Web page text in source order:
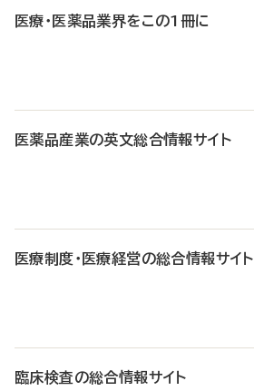
医療・医薬品業界をこの1冊に
医薬品産業の英文総合情報サイト
医療制度・医療経営の総合情報サイト
臨床検査の総合情報サイト